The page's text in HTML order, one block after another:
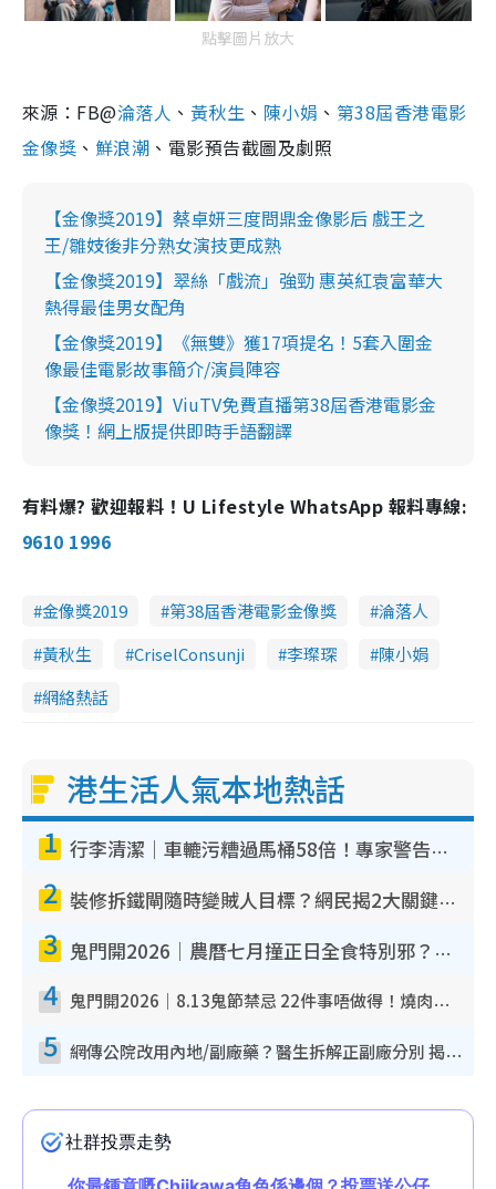
點擊圖片放大
來源： FB@淪落人 、 黃秋生 、 陳小娟 、 第38屆香港電影
金像獎 、 鮮浪潮 、電影預告截圖及劇照
【金像獎2019】蔡卓妍三度問鼎金像影后 戲王之
王/雛妓後非分熟女演技更成熟
【金像獎2019】翠絲「戲流」強勁 惠英紅袁富華大
熱得最佳男女配角
【金像獎2019】《無雙》獲17項提名！5套入圍金
像最佳電影故事簡介/演員陣容
【金像獎2019】ViuTV免費直播第38屆香港電影金
像獎！網上版提供即時手語翻譯
有料爆? 歡迎報料！U Lifestyle WhatsApp 報料專線:
9610 1996
金像獎2019 第38屆香港電影金像獎
淪落人
黃秋生
CriselConsunji 李璨琛
陳小娟
網絡熱話
港生活人氣本地熱話
1 行李清潔｜車轆污糟過馬桶58倍！專家警告忌用酒精抹 教1招免污手除菌
2 裝修拆鐵閘隨時變賊人目標？網民揭2大關鍵用途：裝新式等於白裝？附新舊鐵閘分別
3 鬼門開2026｜農曆七月撞正日全食特別邪？專家警告切忌做一事！揭4大禁忌+2招保平安
4 鬼門開2026｜8.13鬼節禁忌 22件事唔做得！燒肉、刺身要少食？半夜勿吹口哨/打呢個電話
5 網傳公院改用內地/副廠藥？醫生拆解正副廠分別 揭4類人換藥隨時出事